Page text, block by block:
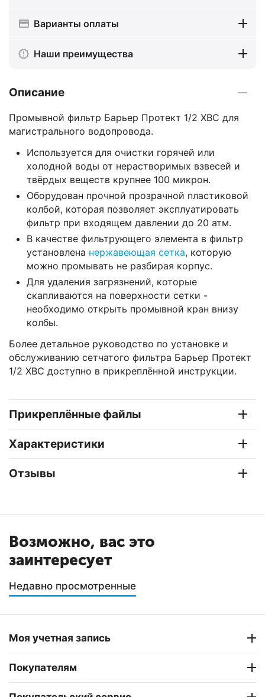
Варианты оплаты
Наши преимущества
Описание
Промывной фильтр Барьер Протект 1/2 ХВС для
магистрального водопровода.
Используется для очистки горячей или
холодной воды от нерастворимых взвесей и
твёрдых веществ крупнее 100 микрон.
Оборудован прочной прозрачной пластиковой
колбой, которая позволяет эксплуатировать
фильтр при входящем давлении до 20 атм.
В качестве фильтрующего элемента в фильтр
установлена нержавеющая сетка, которую
можно промывать не разбирая корпус.
Для удаления загрязнений, которые
скапливаются на поверхности сетки -
необходимо открыть промывной кран внизу
колбы.
Более детальное руководство по установке и
обслуживанию сетчатого фильтра Барьер Протект
1/2 ХВС доступно в прикреплённой инструкции.
Прикреплённые файлы
Характеристики
Отзывы
Возможно, вас это
заинтересует
Недавно просмотренные
Моя учетная запись
Покупателям